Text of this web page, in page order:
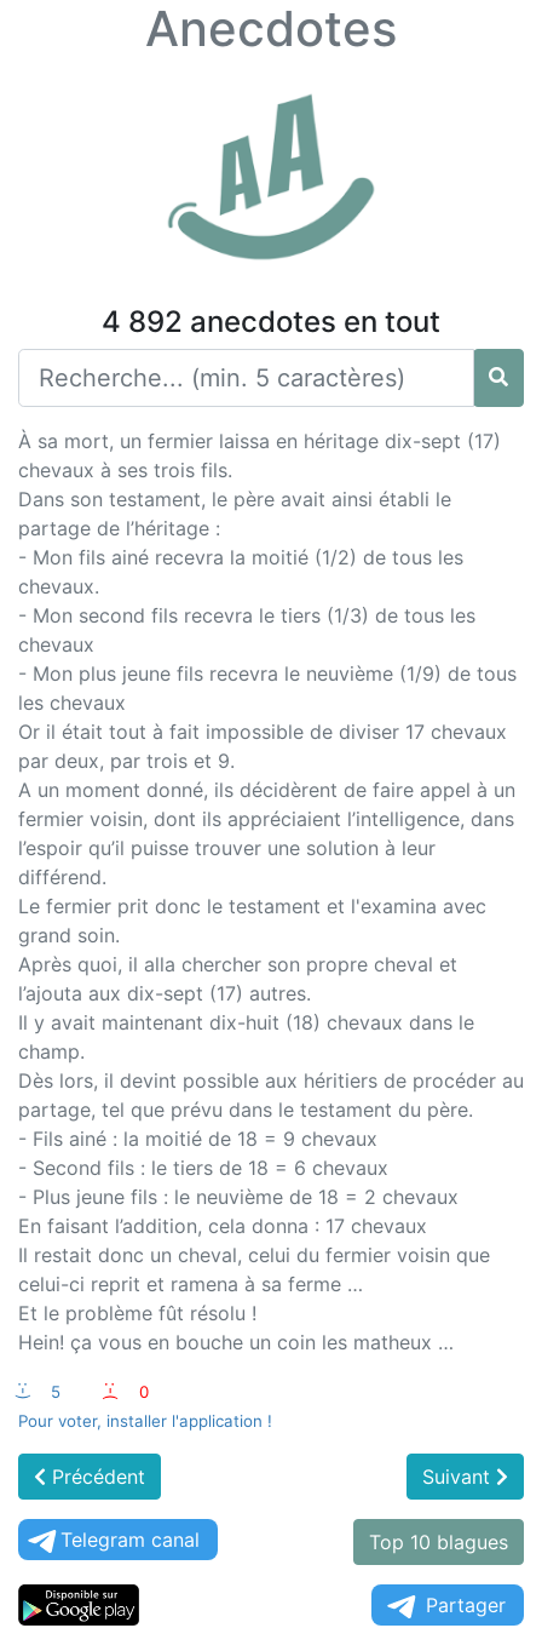
Anecdotes
4 892 anecdotes en tout
À sa mort, un fermier laissa en héritage dix-sept (17)
chevaux à ses trois fils.
Dans son testament, le père avait ainsi établi le
partage de l’héritage :
- Mon fils ainé recevra la moitié (1/2) de tous les
chevaux.
- Mon second fils recevra le tiers (1/3) de tous les
chevaux
- Mon plus jeune fils recevra le neuvième (1/9) de tous
les chevaux
Or il était tout à fait impossible de diviser 17 chevaux
par deux, par trois et 9.
A un moment donné, ils décidèrent de faire appel à un
fermier voisin, dont ils appréciaient l’intelligence, dans
l’espoir qu’il puisse trouver une solution à leur
différend.
Le fermier prit donc le testament et l'examina avec
grand soin.
Après quoi, il alla chercher son propre cheval et
l’ajouta aux dix-sept (17) autres.
Il y avait maintenant dix-huit (18) chevaux dans le
champ.
Dès lors, il devint possible aux héritiers de procéder au
partage, tel que prévu dans le testament du père.
- Fils ainé : la moitié de 18 = 9 chevaux
- Second fils : le tiers de 18 = 6 chevaux
- Plus jeune fils : le neuvième de 18 = 2 chevaux
En faisant l’addition, cela donna : 17 chevaux
Il restait donc un cheval, celui du fermier voisin que
celui-ci reprit et ramena à sa ferme …
Et le problème fût résolu !
Hein! ça vous en bouche un coin les matheux …
:-) 5 :-(
0
Pour voter, installer l'application !
Précédent Suivant
Telegram canal Top 10 blagues
Partager